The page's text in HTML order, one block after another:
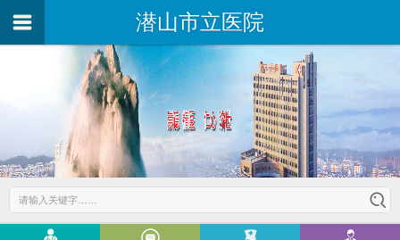
潜山市立医院